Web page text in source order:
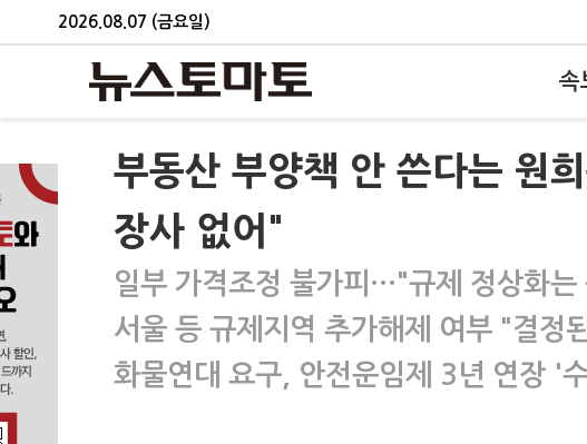
2026.08.07 (금요일)
속
부동산 부양책 안 쓴다는 원
장사 없어"
일부 가격조정 불가피…"규제 정상화는
서울 등 규제지역 추가해제 여부 "결정
화물연대 요구, 안전운임제 3년 연장 '